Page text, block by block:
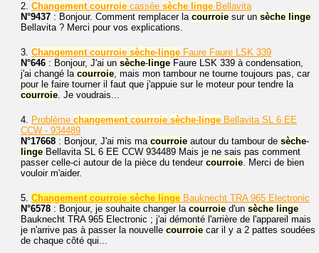
2. Changement courroie cassée sèche linge Bellavita
N°9437 : Bonjour. Comment remplacer la courroie sur un sèche linge
Bellavita ? Merci pour vos explications.
3. Changement courroie sèche- linge Faure Faure LSK 339
N°646 : Bonjour, J'ai un sèche- linge Faure LSK 339 à condensation,
j'ai changé la courroie, mais mon tambour ne tourne toujours pas, car
pour le faire tourner il faut que j'appuie sur le moteur pour tendre la
courroie. Je voudrais...
4. Problème changement courroie sèche- linge Bellavita SL 6 EE
CCW - 934489
N°17668 : Bonjour, J'ai mis ma courroie autour du tambour de sèche-
linge Bellavita SL 6 EE CCW 934489 Mais je ne sais pas comment
passer celle-ci autour de la pièce du tendeur courroie. Merci de bien
vouloir m'aider.
5. Changement courroie sèche linge Bauknecht TRA 965 Electronic
N°6578 : Bonjour, je souhaite changer la courroie d'un sèche linge
Bauknecht TRA 965 Electronic ; j'ai démonté l'arrière de l'appareil mais
je n'arrive pas à passer la nouvelle courroie car il y a 2 pattes soudées
de chaque côté qui...